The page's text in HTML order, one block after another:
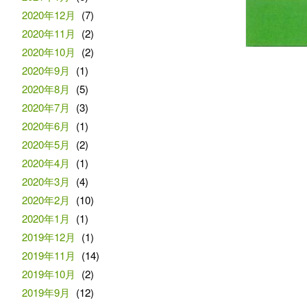
2020年12月
(7)
2020年11月
(2)
2020年10月
(2)
2020年9月
(1)
2020年8月
(5)
2020年7月
(3)
2020年6月
(1)
2020年5月
(2)
2020年4月
(1)
2020年3月
(4)
2020年2月
(10)
2020年1月
(1)
2019年12月
(1)
2019年11月
(14)
2019年10月
(2)
2019年9月
(12)